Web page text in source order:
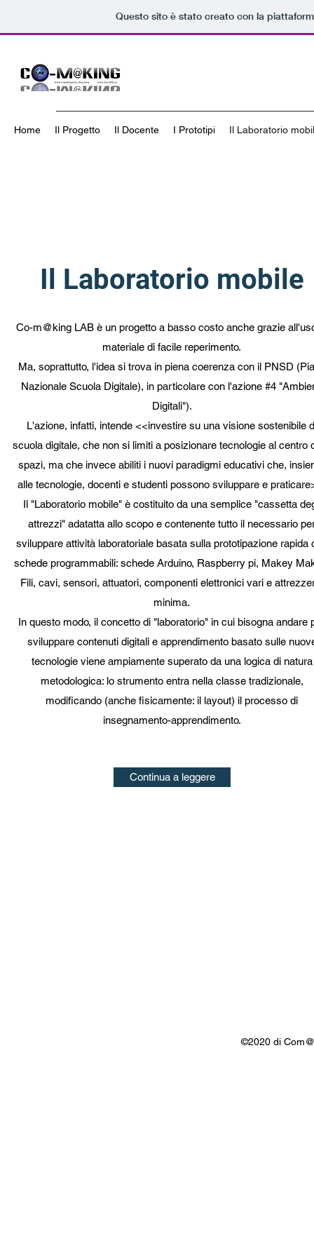
Questo sito è stato creato con la
Home Il Progetto Il Docente I Prototipi Il Laboratorio
Il Laboratorio mobile
Co-m@king LAB è un progetto a basso costo anche grazie
materiale di facile reperimento.
Ma, soprattutto, l'idea si trova in piena coerenza con il PNSD
Nazionale Scuola Digitale), in particolare con l'azione #4
Digitali").
L'azione, infatti, intende <<investire su una visione sostenibile
scuola digitale, che non si limiti a posizionare tecnologie al centro
spazi, ma che invece abiliti i nuovi paradigmi educativi che,
alle tecnologie, docenti e studenti possono sviluppare e
Il "Laboratorio mobile" è costituito da una semplice "cassetta
attrezzi" adatatta allo scopo e contenente tutto il necessario
sviluppare attività laboratoriale basata sulla prototipazione rapida
schede programmabili: schede Arduino, Raspberry pi, Makey
Fili, cavi, sensori, attuatori, componenti elettronici vari e
minima.
In questo modo, il concetto di "laboratorio" in cui bisogna andare
sviluppare contenuti digitali e apprendimento basato sulle
tecnologie viene ampiamente superato da una logica di natura
metodologica: lo strumento entra nella classe tradizionale,
modificando (anche fisicamente: il layout) il processo di
insegnamento-apprendimento.
Continua a leggere
©2020 di